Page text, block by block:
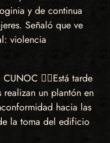
y de continua
Señaló que ve
violencia
👉🏽Está tarde
realizan un plantón en
hacia las
la toma del edificio